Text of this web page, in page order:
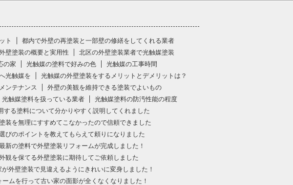
ト
都内で外壁の再塗装と一部壁の修繕をしてくれる業者
壁塗装の概要と実用性
北区の外壁塗装業者で光触媒塗装
の家 光触媒の塗料で好みの色
光触媒の工事時間
光触媒を
光触媒の外壁塗装をするメリットとデメリットは？
ンテナンス
外壁の美観を維持できる塗装でよいもの
光触媒塗料を扱っている業者
光触媒塗料の防汚性能の程度
する塗料について分かりやすく説明してくれました
装を無理にすすめてこなかったので信頼できました
びのポイントを教えてもらえて頼りになりました
新の塗料で外壁塗装リフォームが完成しました！
観を保てる外壁塗装に期待してご依頼しました
外壁塗装で見違えるようにきれいに変身しました！
ムを行って古い家の面影が全くなくなりました！